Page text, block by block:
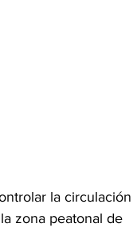
la circulación
zona peatonal de